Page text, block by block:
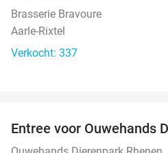
Brasserie Bravoure
Aarle-Rixtel
Verkocht: 337
Entree voor Ouwehands